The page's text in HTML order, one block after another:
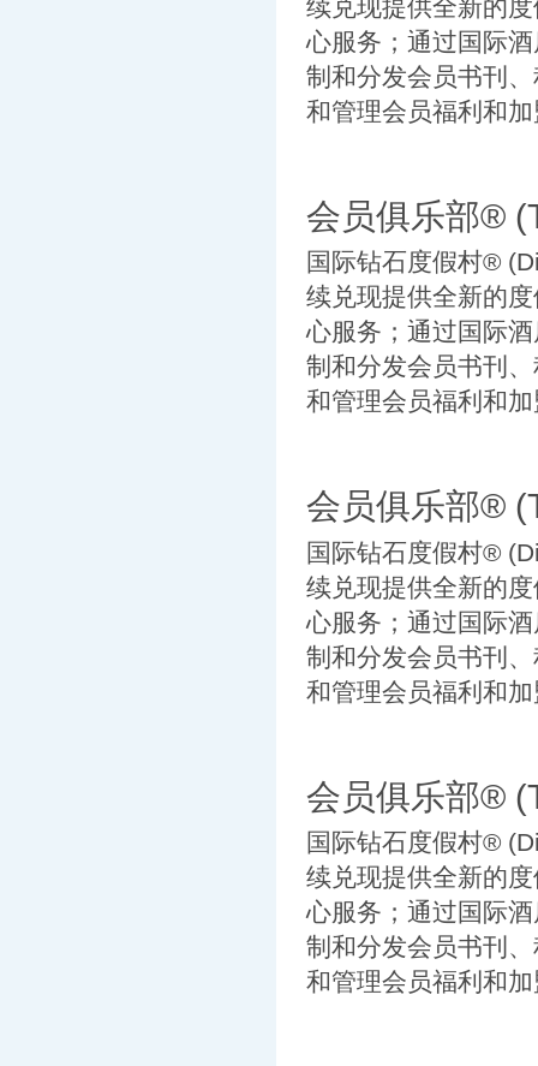
续兑现提供全新的
心服务；通过国际
制和分发会员书刊
和管理会员福利和
会员俱乐部®
国际钻石度假村®
续兑现提供全新的
心服务；通过国际
制和分发会员书刊
和管理会员福利和
会员俱乐部®
国际钻石度假村®
续兑现提供全新的
心服务；通过国际
制和分发会员书刊
和管理会员福利和
会员俱乐部®
国际钻石度假村®
续兑现提供全新的
心服务；通过国际
制和分发会员书刊
和管理会员福利和